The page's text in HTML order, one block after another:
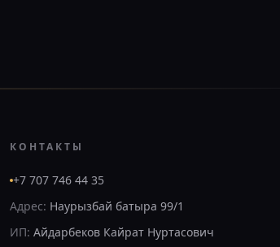
КОНТАКТЫ
+7 707 746 44 35
Адрес: Наурызбай батыра 99/1
ИП: Айдарбеков Кайрат Нуртасович